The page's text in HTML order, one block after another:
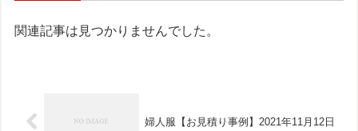
関連記事は見つかりませんでした。
婦人服【お見積り事例】2021年11月12日